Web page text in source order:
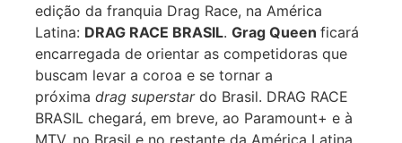
edição da franquia Drag Race, na América
Latina: DRAG RACE BRASIL.Grag Queenficará
encarregada de orientar as competidoras que
buscam levar a coroa e se tornar a
próximadrag superstardo Brasil. DRAG RACE
BRASIL chegará, em breve, ao Paramount+ e à
MTV, no Brasil e no restante da América Latina,